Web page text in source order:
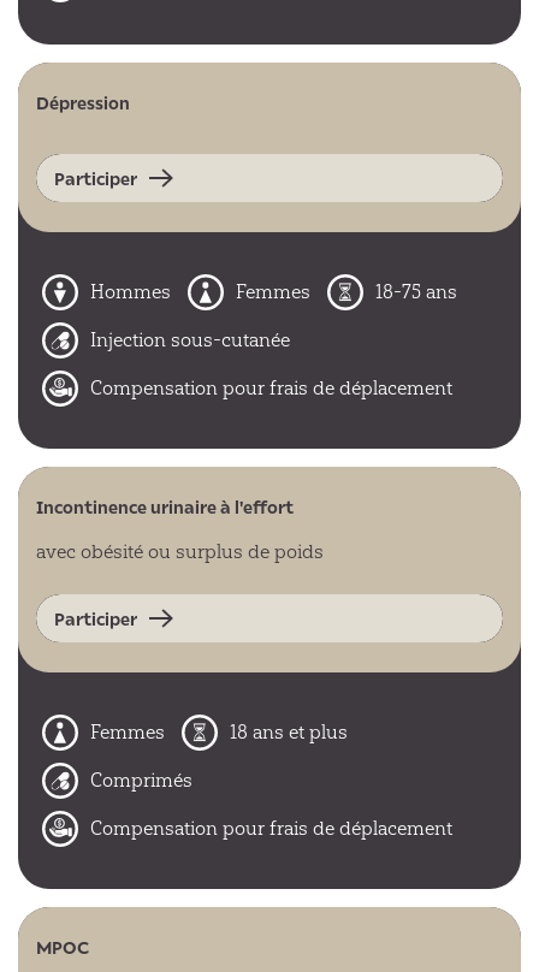
Dépression
Participer
Hommes Femmes 18-75 ans
Injection sous-cutanée
Compensation pour frais de déplacement
Incontinence urinaire à l'effort
avec obésité ou surplus de poids
Participer
Femmes 18 ans et plus
Comprimés
Compensation pour frais de déplacement
MPOC